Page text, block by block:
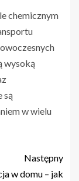
chemicznym
wysoką
są
w wielu
Następny
w domu – jak